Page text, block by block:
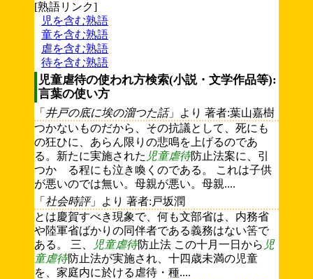
[熟語リンク]
児を含む熟語
童を含む熟語
虐を含む熟語
待を含む熟語
児童虐待の使われ方検索(小説・文学作品等):
言葉の使い方
「 井戸の底に埃の溜つた話」より 著者:葉山嘉樹
つかないものだから、その抗議として、死にも
の狂ひに、あらん限りの悲鳴を上げるのであ
る。新たに実施された 児童虐待防止法案に、引
つかゝる程にも泣き喚くのである。 これは子供
が悪いのでは無い。母親が悪い。母親....
「 社会時評」より 著者:戸坂潤
とは慶賀すべき現象で、何も文部省は、内務省
や陸軍省ばかりの同伴者である義務はない筈で
ある。 三、
児童虐待防止法 この十月一日から 児
童虐待防止法が実施され、十四歳未満の児童
を、家庭内に於ける虐待・種....